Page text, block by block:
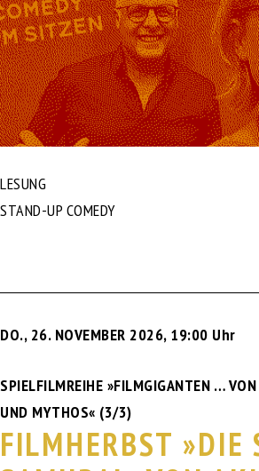
LESUNG
STAND-UP COMEDY
DO., 26. NOVEMBER 2026, 19:00 Uhr
SPIELFILMREIHE »FILMGIGANTEN …
UND MYTHOS« (3/3)
FILMHERBST »DIE